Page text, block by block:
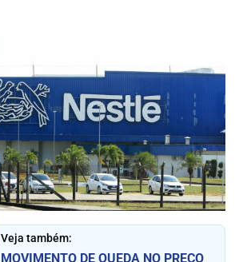
Veja também:
MOVIMENTO DE QUEDA NO PREÇO